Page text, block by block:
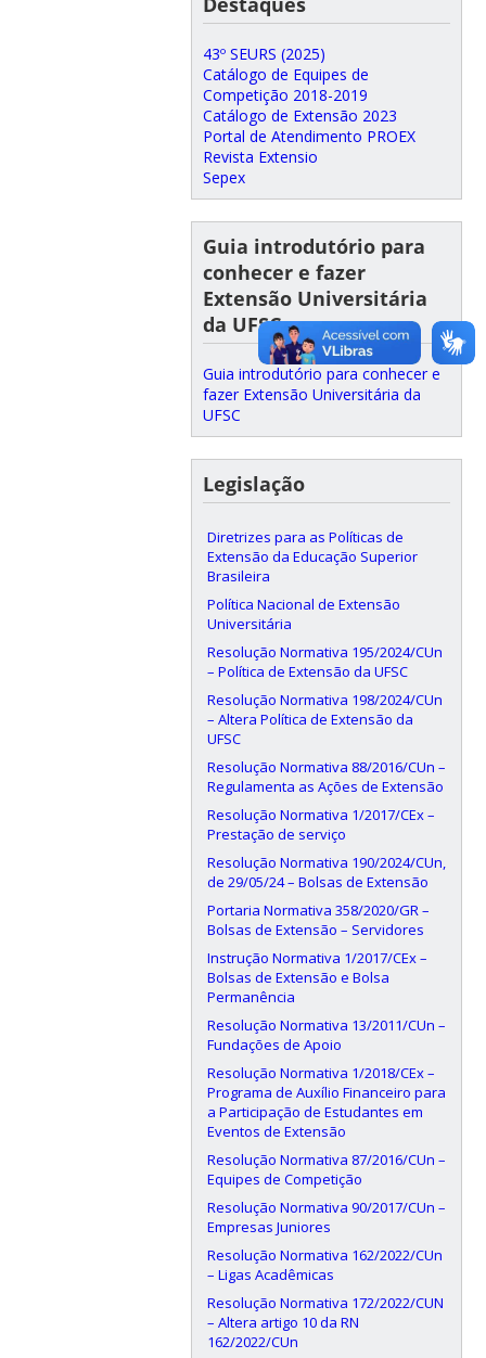
43º SEURS (2025)
Catálogo de Equipes de
Competição 2018-2019
Catálogo de Extensão 2023
Portal de Atendimento PROEX
Revista Extensio
Sepex
Guia introdutório para
conhecer e fazer
Extensão Universitária
da UFSC
Guia introdutório para conhecer e
fazer Extensão Universitária da
UFSC
Legislação
Diretrizes para as Políticas de
Extensão da Educação Superior
Brasileira
Política Nacional de Extensão
Universitária
Resolução Normativa 195/2024/CUn
– Política de Extensão da UFSC
Resolução Normativa 198/2024/CUn
– Altera Política de Extensão da
UFSC
Resolução Normativa 88/2016/CUn –
Regulamenta as Ações de Extensão
Resolução Normativa 1/2017/CEx –
Prestação de serviço
Resolução Normativa 190/2024/CUn,
de 29/05/24 – Bolsas de Extensão
Portaria Normativa 358/2020/GR –
Bolsas de Extensão – Servidores
Instrução Normativa 1/2017/CEx –
Bolsas de Extensão e Bolsa
Permanência
Resolução Normativa 13/2011/CUn –
Fundações de Apoio
Resolução Normativa 1/2018/CEx –
Programa de Auxílio Financeiro para
a Participação de Estudantes em
Eventos de Extensão
Resolução Normativa 87/2016/CUn –
Equipes de Competição
Resolução Normativa 90/2017/CUn –
Empresas Juniores
Resolução Normativa 162/2022/CUn
– Ligas Acadêmicas
Resolução Normativa 172/2022/CUN
– Altera artigo 10 da RN
162/2022/CUn